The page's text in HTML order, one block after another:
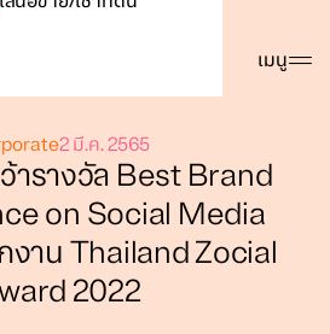
เมนู
2 มี.ค. 2565
ารางวัล Best Brand
on Social Media
งาน Thailand Zocial
2022